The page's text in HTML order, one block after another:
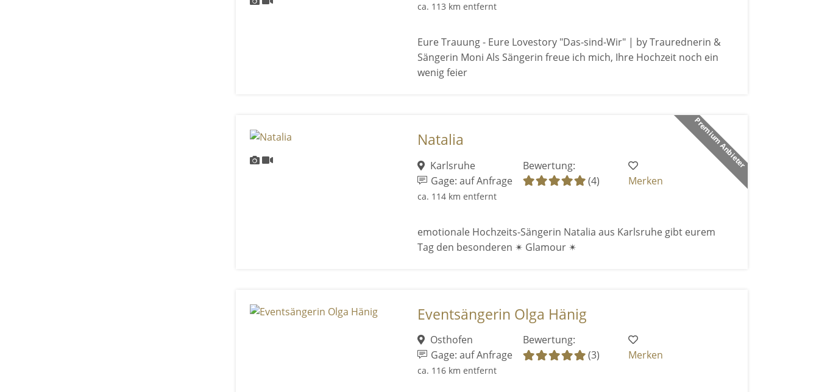
ca. 113 km entfernt
Eure Trauung - Eure Lovestory "Das-sind-Wir" | by Traurednerin &
Sängerin Moni Als Sängerin freue ich mich, Ihre Hochzeit noch ein
wenig feier
Premium Anbieter
Natalia
Karlsruhe
Gage: auf Anfrage
ca. 114 km entfernt
Bewertung:
(4)
Merken
emotionale Hochzeits-Sängerin Natalia aus Karlsruhe gibt eurem
Tag den besonderen ✴ Glamour ✴
Eventsängerin Olga Hänig
Osthofen
Gage: auf Anfrage
ca. 116 km entfernt
Bewertung:
(3)
Merken